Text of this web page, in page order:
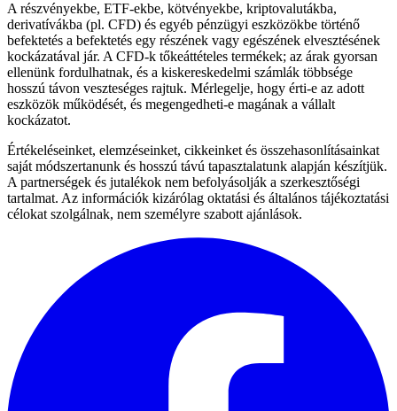
A részvényekbe, ETF-ekbe, kötvényekbe, kriptovalutákba,
derivatívákba (pl. CFD) és egyéb pénzügyi eszközökbe történő
befektetés a befektetés egy részének vagy egészének elvesztésének
kockázatával jár. A CFD-k tőkeáttételes termékek; az árak gyorsan
ellenünk fordulhatnak, és a kiskereskedelmi számlák többsége
hosszú távon veszteséges rajtuk. Mérlegelje, hogy érti-e az adott
eszközök működését, és megengedheti-e magának a vállalt
kockázatot.
Értékeléseinket, elemzéseinket, cikkeinket és összehasonlításainkat
saját módszertanunk és hosszú távú tapasztalatunk alapján készítjük.
A partnerségek és jutalékok nem befolyásolják a szerkesztőségi
tartalmat. Az információk kizárólag oktatási és általános tájékoztatási
célokat szolgálnak, nem személyre szabott ajánlások.